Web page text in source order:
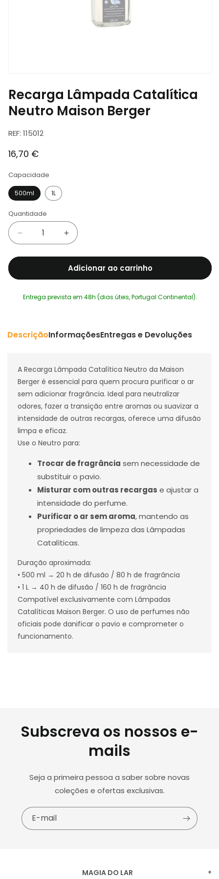
multimédia
1
em
modal
Recarga Lâmpada Catalítica
Neutro Maison Berger
SKU:
REF: 115012
Preço
16,70 €
Capacidade
500ml 1L
Quantidade
Diminuir
a
quantidade
Recarga
Catalítica
Berger
Aumentar
a
quantidade
de
Recarga
Catalítica
Berger
Adicionar ao carrinho
Entrega prevista em 48h (dias úteis, Portugal Continental).
DescriçãoInformaçõesEntregas e Devoluções
A Recarga Lâmpada Catalítica Neutro da Maison
Berger é essencial para quem procura purificar o ar
sem adicionar fragrância. Ideal para neutralizar
odores, fazer a transição entre aromas ou suavizar a
intensidade de outras recargas, oferece uma difusão
limpa e eficaz.
Use o Neutro para:
Trocar de fragrância sem necessidade de
substituir o pavio.
Misturar com outras recargas e ajustar a
intensidade do perfume.
Purificar o ar sem aroma, mantendo as
propriedades de limpeza das Lâmpadas
Catalíticas.
Duração aproximada:
• 500 ml → 20 h de difusão / 80 h de fragrância
• 1 L → 40 h de difusão / 160 h de fragrância
Compatível exclusivamente com Lâmpadas
Catalíticas Maison Berger. O uso de perfumes não
oficiais pode danificar o pavio e comprometer o
funcionamento.
Subscreva os nossos e-
mails
Seja a primeira pessoa a saber sobre novas
coleções e ofertas exclusivas.
E-mail
MAGIA DO LAR